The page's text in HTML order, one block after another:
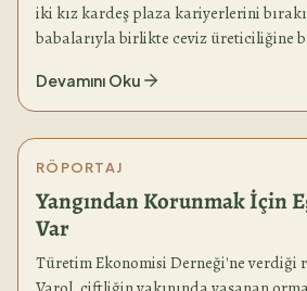
iki kız kardeş plaza kariyerlerini
babalarıyla birlikte ceviz üreticiliğine
Devamını Oku
RÖPORTAJ
Yangından Korunmak İçin
Var
Türetim Ekonomisi Derneği'ne verdiği